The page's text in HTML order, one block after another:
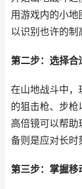
用游戏内的小地
以识别也许的制
第二步：选择合
在山地战斗中，
的狙击枪、步枪
高倍镜可以帮
备则是应对长时
第三步：掌握移